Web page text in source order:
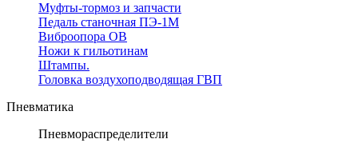
Муфты-тормоз и запчасти
Педаль станочная ПЭ-1М
Виброопора ОВ
Ножи к гильотинам
Штампы.
Головка воздухоподводящая ГВП
Пневматика
Пневмораспределители